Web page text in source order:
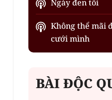
Ngày đen tối
Không thể mãi
cưới mình
BÀI ĐỘC